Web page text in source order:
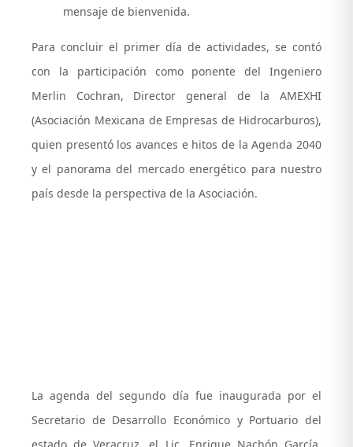
mensaje de bienvenida.
Para concluir el primer día de actividades, se contó
con la participación como ponente del Ingeniero
Merlin Cochran, Director general de la AMEXHI
(Asociación Mexicana de Empresas de Hidrocarburos),
quien presentó los avances e hitos de la Agenda 2040
y el panorama del mercado energético para nuestro
país desde la perspectiva de la Asociación.
La agenda del segundo día fue inaugurada por el
Secretario de Desarrollo Económico y Portuario del